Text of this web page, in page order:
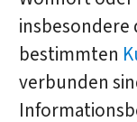
insbesondere
bestimmten
verbunden